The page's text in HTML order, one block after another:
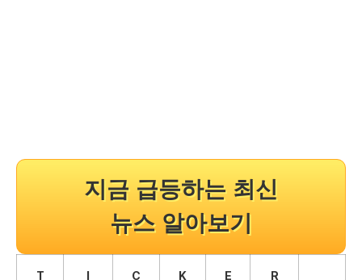
지금 급등하는 최신
뉴스 알아보기
T I C K E R